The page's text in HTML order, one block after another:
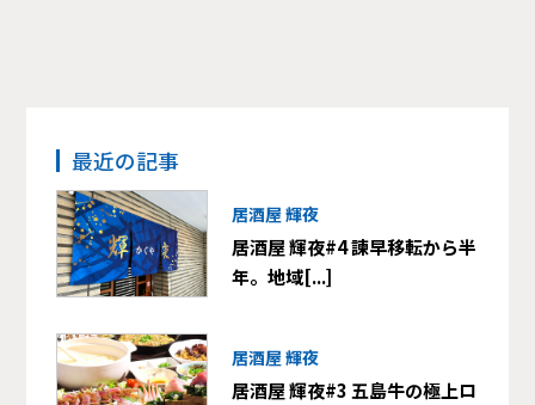
最近の記事
居酒屋 輝夜
居酒屋 輝夜#4 諫早移転から半
年。地域[...]
居酒屋 輝夜
居酒屋 輝夜#3 五島牛の極上ロ